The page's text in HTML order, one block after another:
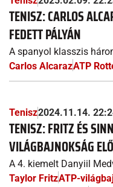
TENISZ: CARLOS
FEDETT PÁLYÁN
A spanyol klasszis
Carlos AlcarazATP
Tenisz2024.11.14.
TENISZ: FRITZ ÉS
VILÁGBAJNOKSÁG
A 4. kiemelt Danyiil
Taylor FritzATP-